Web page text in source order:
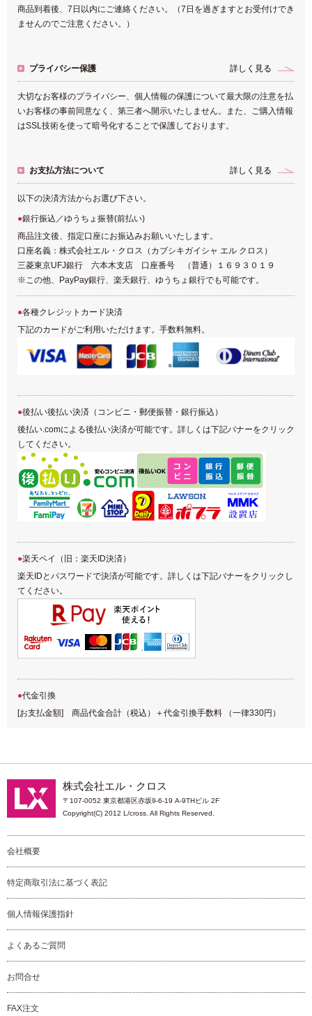
商品到着後、7日以内にご連絡ください。（7日を過ぎますとお受付けでき
ませんのでご注意ください。）
プライバシー保護 詳しく見る
大切なお客様のプライバシー、個人情報の保護について最大限の注意を払
いお客様の事前同意なく、第三者へ開示いたしません。また、ご購入情報
はSSL技術を使って暗号化することで保護しております。
お支払方法について 詳しく見る
以下の決済方法からお選び下さい。
銀行振込／ゆうちょ振替(前払い)
商品注文後、指定口座にお振込みお願いいたします。
口座名義：株式会社エル・クロス（カブシキガイシャ エル クロス）
三菱東京UFJ銀行 六本木支店 口座番号 （普通）１６９３０１９
※この他、PayPay銀行、楽天銀行、ゆうちょ銀行でも可能です。
各種クレジットカード決済
下記のカードがご利用いただけます。手数料無料。
後払い後払い決済（コンビニ・郵便振替・銀行振込）
後払い.comによる後払い決済が可能です。詳しくは下記バナーをクリック
してください。
楽天ペイ（旧：楽天ID決済）
楽天IDとパスワードで決済が可能です。詳しくは下記バナーをクリックし
てください。
代金引換
[お支払金額] 商品代金合計（税込）＋代金引換手数料 （一律330円）
株式会社エル・クロス
〒107-0052 東京都港区赤坂9-6-19 A-9THビル 2F
Copyright(C) 2012 L/cross. All Rights Reserved.
会社概要
特定商取引法に基づく表記
個人情報保護指針
よくあるご質問
お問合せ
FAX注文